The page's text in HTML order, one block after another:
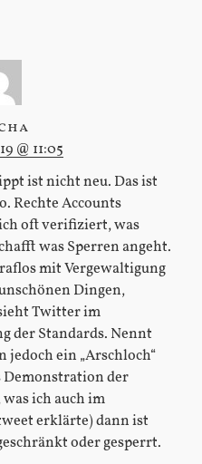
@ 11:05
ist nicht neu. Das ist
Rechte Accounts
oft verifiziert, was
was Sperren angeht.
mit Vergewaltigung
Dingen,
Twitter im
der Standards. Nennt
jedoch ein „Arschloch“
der
was ich auch im
erklärte) dann ist
oder gesperrt.